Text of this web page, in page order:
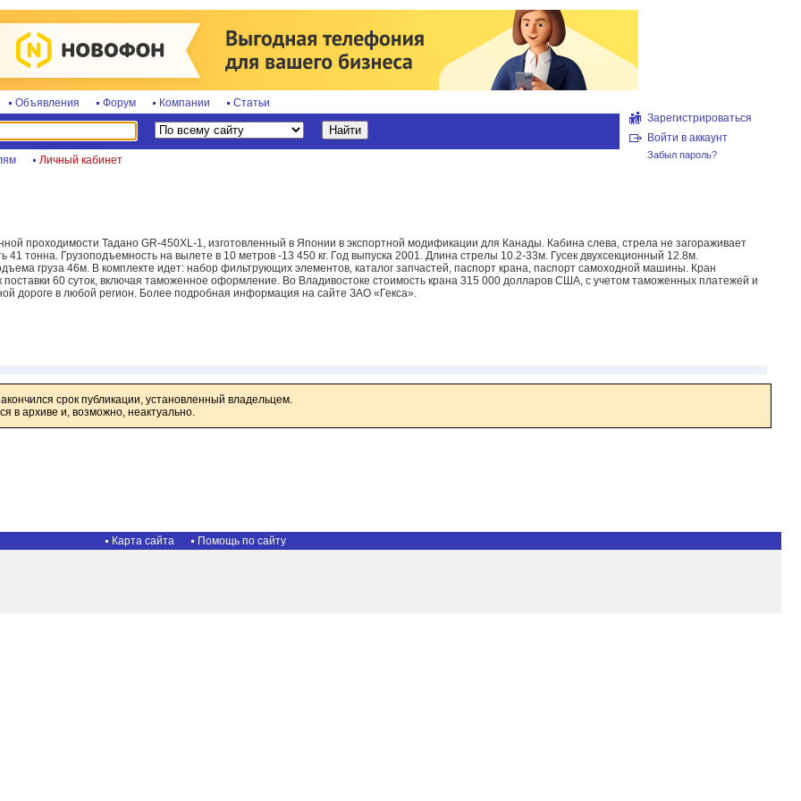
Объявления Форум Компании Статьи
Личный кабинет
Зарегистрироваться
Войти в аккаунт
Забыл пароль?
проходимости Тадано GR-450XL-1, изготовленный в Японии в экспортной модификации для Канады. Кабина слева, стрела не загораживает
41 тонна. Грузоподъемность на вылете в 10 метров -13 450 кг. Год выпуска 2001. Длина стрелы 10.2-33м. Гусек двухсекционный 12.8м.
груза 46м. В комплекте идет: набор фильтрующих элементов, каталог запчастей, паспорт крана, паспорт самоходной машины. Кран
поставки 60 суток, включая таможенное оформление. Во Владивостоке стоимость крана 315 000 долларов США, с учетом таможенных платежей и
дороге в любой регион. Более подробная информация на сайте ЗАО «Гекса».
срок публикации, установленный владельцем.
в архиве и, возможно, неактуально.
Карта сайта Помощь по сайту